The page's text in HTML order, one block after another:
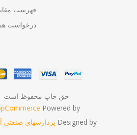
فهرست
درخواست
حق چاپ محفوظ است
Powered by
Designed by پردازشهای صنعتی